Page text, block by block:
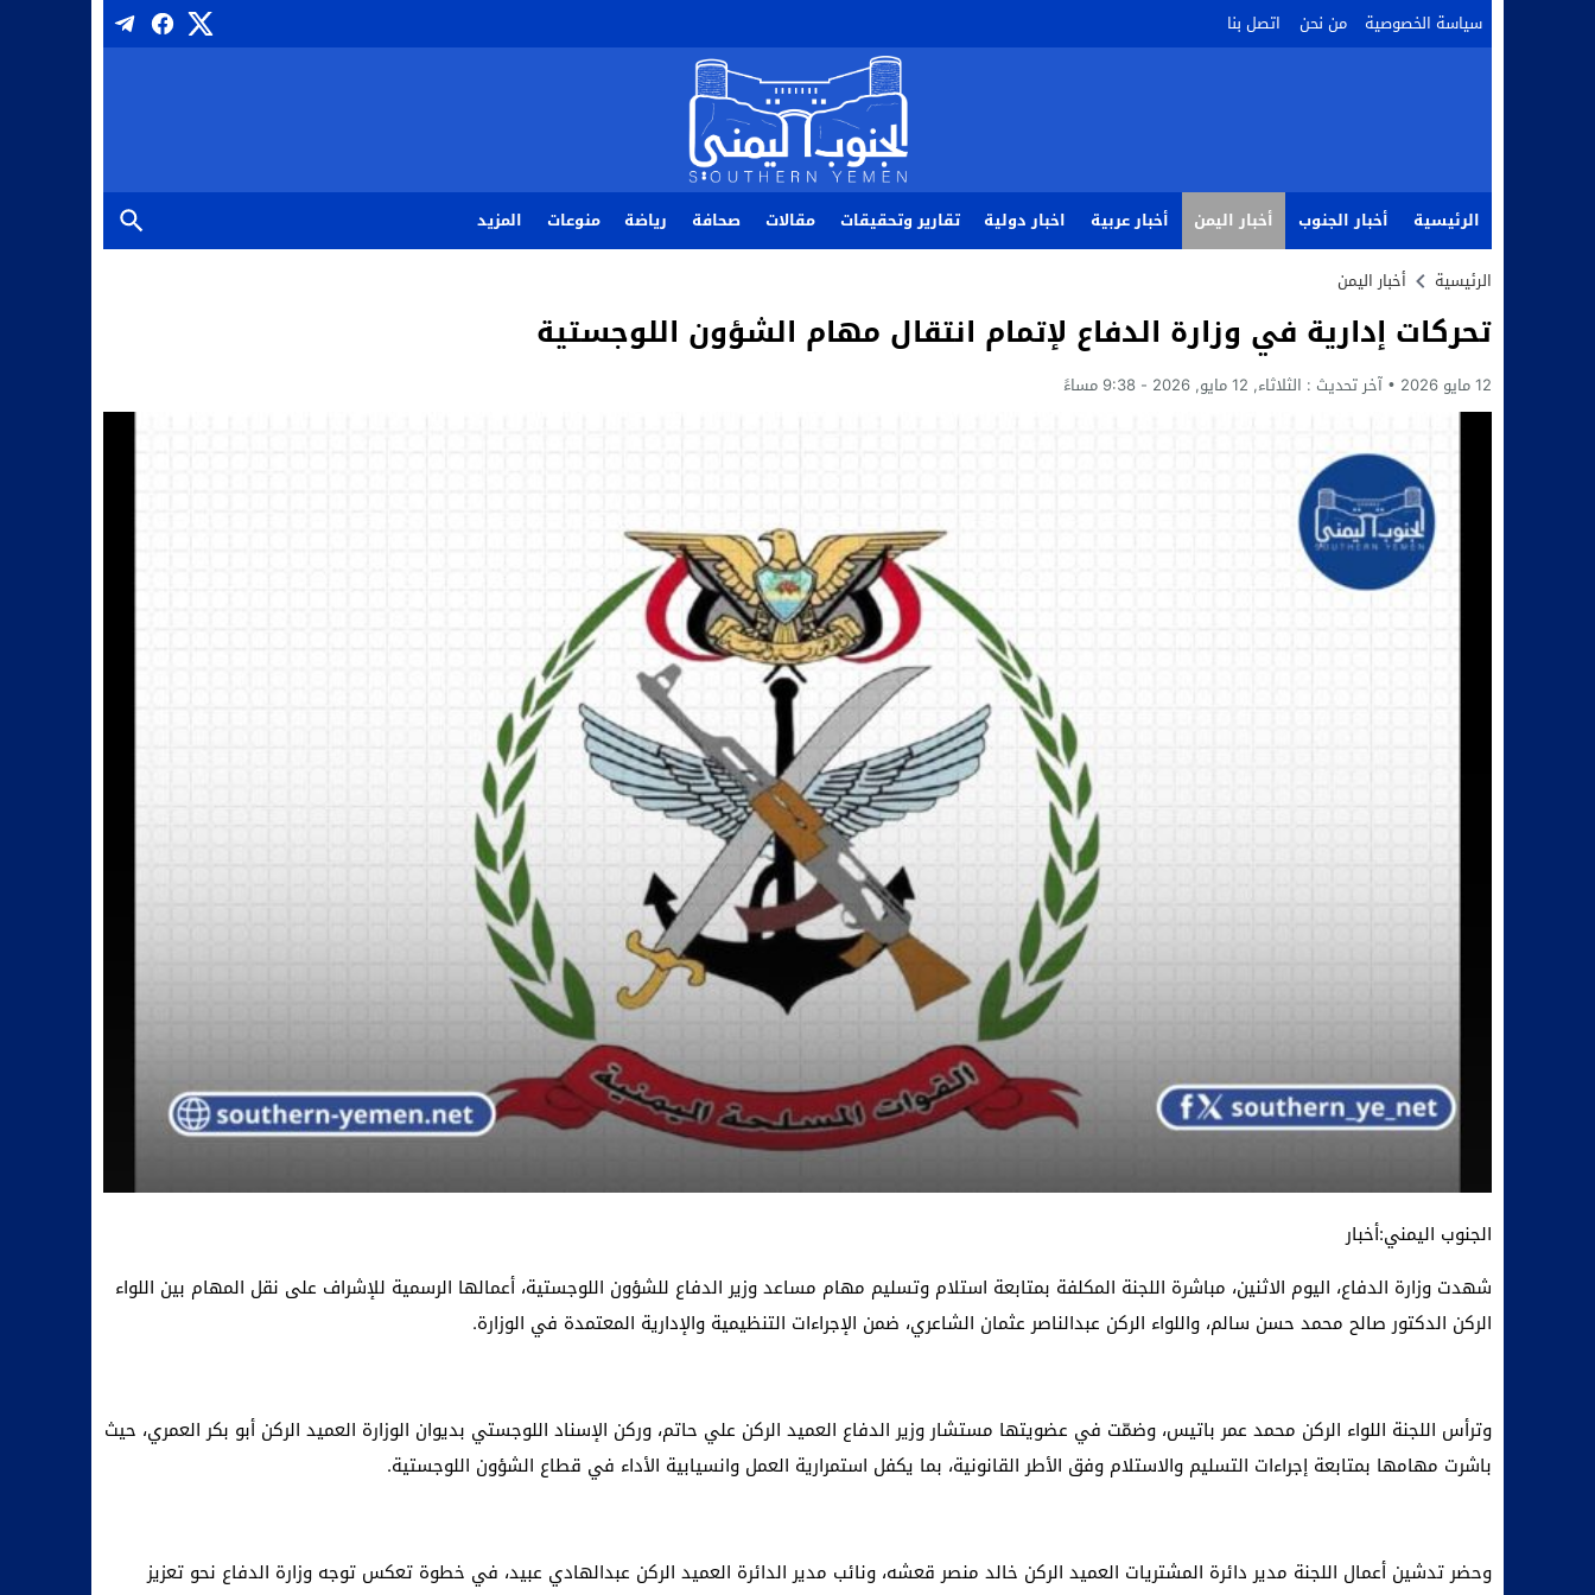
سياسة الخصوصية من نحن اتصل بنا
الرئيسية أخبار الجنوب أخبار اليمن أخبار عربية اخبار دولية تقارير وتحقيقات مقالات صحافة رياضة منوعات المزيد
الرئيسية أخبار اليمن
تحركات إدارية في وزارة الدفاع لإتمام انتقال مهام الشؤون اللوجستية
12 مايو 2026 آخر تحديث : الثلاثاء, 12 مايو, 2026 - 9:38 مساءً
الجنوب اليمني:أخبار
شهدت وزارة الدفاع، اليوم الاثنين، مباشرة اللجنة المكلفة بمتابعة استلام وتسليم مهام مساعد وزير الدفاع للشؤون اللوجستية، أعمالها الرسمية للإشراف على نقل المهام بين اللواء
الركن الدكتور صالح محمد حسن سالم، واللواء الركن عبدالناصر عثمان الشاعري، ضمن الإجراءات التنظيمية والإدارية المعتمدة في الوزارة.
وترأس اللجنة اللواء الركن محمد عمر باتيس، وضمّت في عضويتها مستشار وزير الدفاع العميد الركن علي حاتم، وركن الإسناد اللوجستي بديوان الوزارة العميد الركن أبو بكر العمري، حيث
باشرت مهامها بمتابعة إجراءات التسليم والاستلام وفق الأطر القانونية، بما يكفل استمرارية العمل وانسيابية الأداء في قطاع الشؤون اللوجستية.
وحضر تدشين أعمال اللجنة مدير دائرة المشتريات العميد الركن خالد منصر قعشه، ونائب مدير الدائرة العميد الركن عبدالهادي عبيد، في خطوة تعكس توجه وزارة الدفاع نحو تعزيز